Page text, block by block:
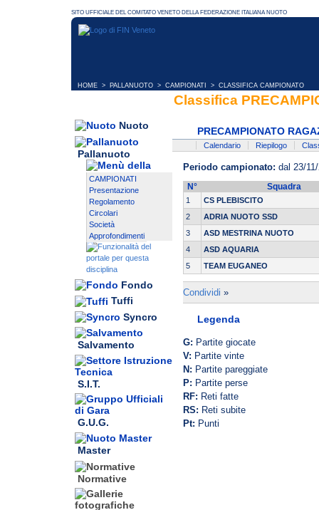
HOME > PALLANUOTO > CAMPIONATI > CLASSIFICA CAMPIONATO
Nuoto
Pallanuoto
CAMPIONATI
Presentazione
Regolamento
Circolari
Società
Approfondimenti
Fondo
Tuffi
Syncro
Salvamento
S.I.T.
G.U.G.
Master
Normative
Classifica
PRECAMPIONATO
Calendario Riepilogo
Periodo campionato: dal 23/
N° Squadra
1
CS PLEBISCITO
2
ADRIA NUOTO SSD
3
ASD MESTRINA NUOTO
4
ASD AQUARIA
5
TEAM EUGANEO
Condividi »
Legenda
G: Partite giocate
V: Partite vinte
N: Partite pareggiate
P: Partite perse
RF: Reti fatte
RS: Reti subite
Pt: Punti